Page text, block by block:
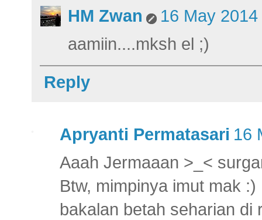
HM Zwan
16 May
aamiin....mksh el ;)
Reply
Apryanti Permatasari 16
Aaah Jermaaan >_<
Btw, mimpinya imut mak :)
bakalan betah seharian di